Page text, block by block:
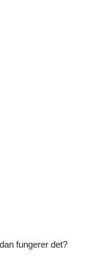
fungerer det?